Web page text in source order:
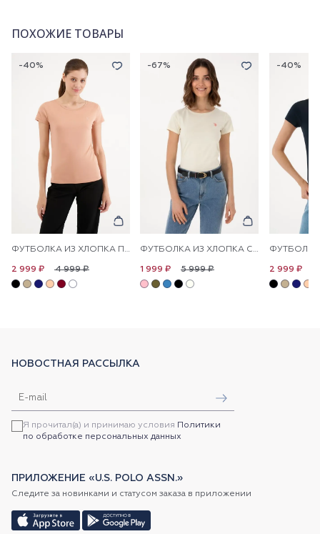
ПОХОЖИЕ ТОВАРЫ
-40%
ФУТБОЛКА ИЗ ХЛОПКА ПРИТАЛЕННАЯ
4 999 ₽
2 999 ₽
-67%
ФУТБОЛКА ИЗ ХЛОПКА С ЛОГОТИПОМ
5 999 ₽
1 999 ₽
-40%
2 999 ₽
НОВОСТНАЯ РАССЫЛКА
Я прочитал(а) и принимаю условия Политики
по обработке персональных данных
ПРИЛОЖЕНИЕ «U.S. POLO ASSN.»
Следите за новинками и статусом заказа в приложении